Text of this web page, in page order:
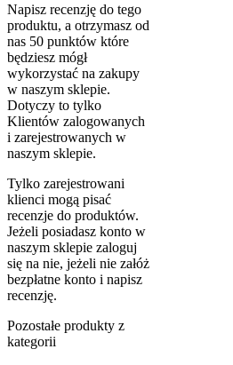
Napisz recenzję do tego
produktu, a otrzymasz od
nas 50 punktów które
będziesz mógł
wykorzystać na zakupy
w naszym sklepie.
Dotyczy to tylko
Klientów zalogowanych
i zarejestrowanych w
naszym sklepie.
Tylko zarejestrowani
klienci mogą pisać
recenzje do produktów.
Jeżeli posiadasz konto w
naszym sklepie zaloguj
się na nie, jeżeli nie załóż
bezpłatne konto i napisz
recenzję.
Pozostałe produkty z
kategorii